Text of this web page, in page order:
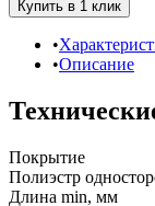
Описание
Покрытие
Полиэстр
Длина min, мм